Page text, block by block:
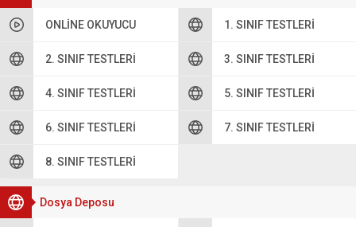
ONLINE OKUYUCU 1. SINIF TESTLERI
2. SINIF TESTLERI 3. SINIF TESTLERI
4. SINIF TESTLERI 5. SINIF TESTLERI
6. SINIF TESTLERI 7. SINIF TESTLERI
8. SINIF TESTLERI
Dosya Deposu